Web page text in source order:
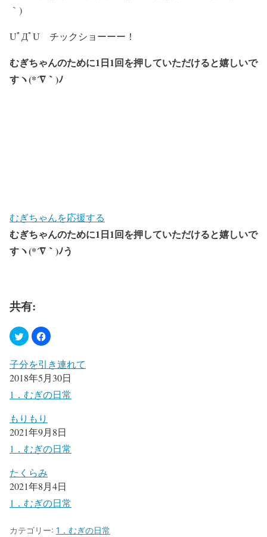
｀)
UﾟДﾟU チックショーーー！
むぎちゃんのために1日1回を押していただけると嬉しいで
すヽ(*´∇｀)ﾉ
むぎちゃんを応援する
むぎちゃんのために1日1回を押していただけると嬉しいで
すヽ(*´∇｀)ﾉう
共有:
子分を引き連れて
2018年5月30日
1．むぎの日常
もりもり
2021年9月8日
1．むぎの日常
たくらみ
2021年8月4日
1．むぎの日常
カテゴリー: 1．むぎの日常